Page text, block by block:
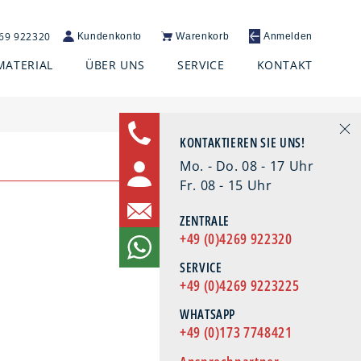
KONTAKTIEREN SIE UNS!
Mo. - Do. 08 - 17 Uhr
Fr. 08 - 15 Uhr
ZENTRALE
+49 (0)4269 922320
SERVICE
+49 (0)4269 9223225
WHATSAPP
+49 (0)173 7748421
ÜBER UNS SERVICE KONTAKT
Kundenkonto Warenkorb Anmelden
922320